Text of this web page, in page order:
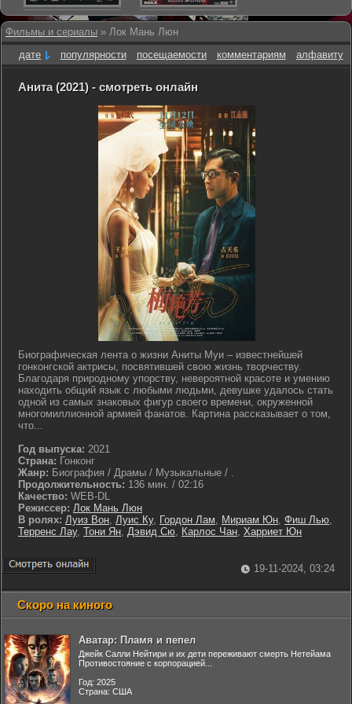
Фильмы и сериалы » Лок Мань Люн
дате
популярности посещаемости комментариям алфавиту
Анита (2021) - смотреть онлайн
Биографическая лента о жизни Аниты Муи – известнейшей
гонконгской актрисы, посвятившей свою жизнь творчеству.
Благодаря природному упорству, невероятной красоте и умению
находить общий язык с любыми людьми, девушке удалось стать
одной из самых знаковых фигур своего времени, окруженной
многомиллионной армией фанатов. Картина рассказывает о том,
что...
Год выпуска: 2021
Страна: Гонконг
Жанр: Биография / Драмы / Музыкальные / .
Продолжительность: 136 мин. / 02:16
Качество: WEB-DL
Режиссер: Лок Мань Люн
В ролях: Луиз Вон, Луис Ку, Гордон Лам, Мириам Юн, Фиш Лью,
Терренс Лау, Тони Ян, Дэвид Сю, Карлос Чан, Харриет Юн
19-11-2024, 03:24
Скоро на киного
Аватар: Пламя и пепел
Джейк Салли Нейтири и их дети переживают смерть Нетейама
Противостояние с корпорацией...
Год: 2025
Страна: США